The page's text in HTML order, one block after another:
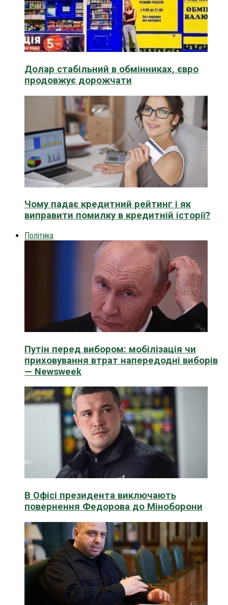
Долар стабільний в обмінниках, євро
продовжує дорожчати
Чому падає кредитний рейтинг і як
виправити помилку в кредитній історії?
Політика
Путін перед вибором: мобілізація чи
приховування втрат напередодні виборів
— Newsweek
В Офісі президента виключають
повернення Федорова до Міноборони